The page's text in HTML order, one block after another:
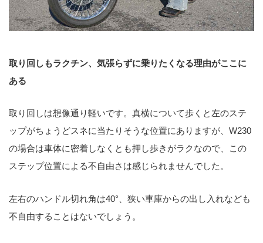
取り回しもラクチン、気張らずに乗りたくなる理由がここに
ある
取り回しは想像通り軽いです。真横について歩くと左のステ
ップがちょうどスネに当たりそうな位置にありますが、W230
の場合は車体に密着しなくとも押し歩きがラクなので、この
ステップ位置による不自由さは感じられませんでした。
左右のハンドル切れ角は40°、狭い車庫からの出し入れなども
不自由することはないでしょう。